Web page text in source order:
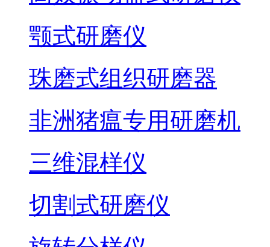
颚式研磨仪
珠磨式组织研磨器
非洲猪瘟专用研磨机
三维混样仪
切割式研磨仪